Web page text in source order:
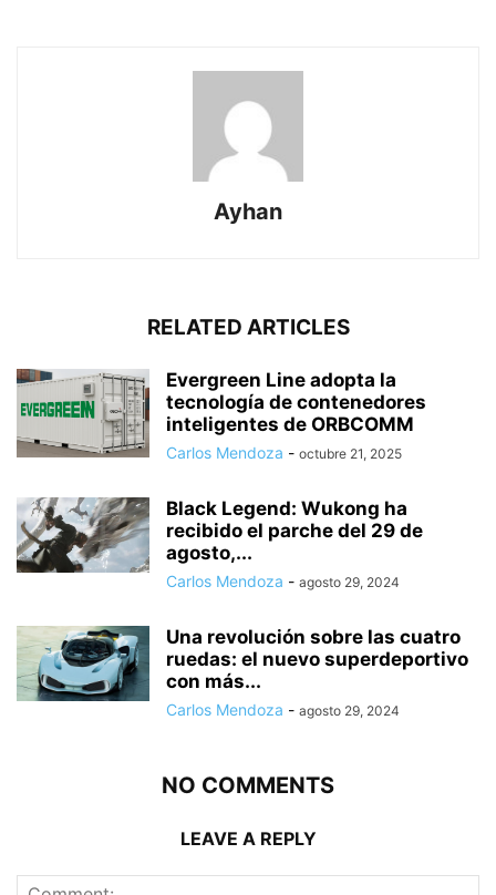
Ayhan
RELATED ARTICLES
Evergreen Line adopta la
tecnología de contenedores
inteligentes de ORBCOMM
Carlos Mendoza - octubre 21, 2025
Black Legend: Wukong ha
recibido el parche del 29 de
agosto,...
Carlos Mendoza - agosto 29, 2024
Una revolución sobre las cuatro
ruedas: el nuevo superdeportivo
con más...
Carlos Mendoza - agosto 29, 2024
NO COMMENTS
LEAVE A REPLY